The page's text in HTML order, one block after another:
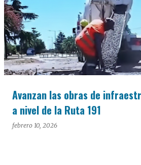
Avanzan las obras de
a nivel de la Ruta 191
febrero 10, 2026